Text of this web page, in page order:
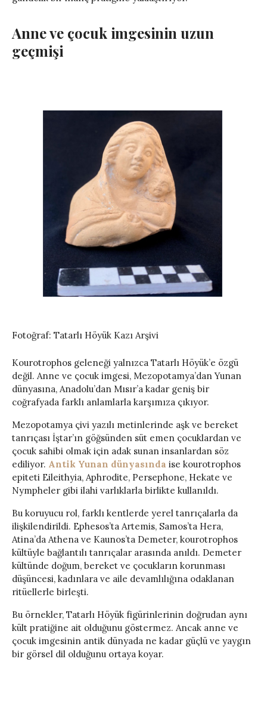
Anne ve çocuk imgesinin uzun
geçmişi
Fotoğraf: Tatarlı Höyük Kazı Arşivi
Kourotrophos geleneği yalnızca Tatarlı Höyük’e özgü
değil. Anne ve çocuk imgesi, Mezopotamya’dan Yunan
dünyasına, Anadolu’dan Mısır’a kadar geniş bir
coğrafyada farklı anlamlarla karşımıza çıkıyor.
Mezopotamya çivi yazılı metinlerinde aşk ve bereket
tanrıçası İştar’ın göğsünden süt emen çocuklardan ve
çocuk sahibi olmak için adak sunan insanlardan söz
ediliyor. Antik Yunan dünyasında ise kourotrophos
epiteti Eileithyia, Aphrodite, Persephone, Hekate ve
Nympheler gibi ilahi varlıklarla birlikte kullanıldı.
Bu koruyucu rol, farklı kentlerde yerel tanrıçalarla da
ilişkilendirildi. Ephesos’ta Artemis, Samos’ta Hera,
Atina’da Athena ve Kaunos’ta Demeter, kourotrophos
kültüyle bağlantılı tanrıçalar arasında anıldı. Demeter
kültünde doğum, bereket ve çocukların korunması
düşüncesi, kadınlara ve aile devamlılığına odaklanan
ritüellerle birleşti.
Bu örnekler, Tatarlı Höyük figürinlerinin doğrudan aynı
kült pratiğine ait olduğunu göstermez. Ancak anne ve
çocuk imgesinin antik dünyada ne kadar güçlü ve yaygın
bir görsel dil olduğunu ortaya koyar.